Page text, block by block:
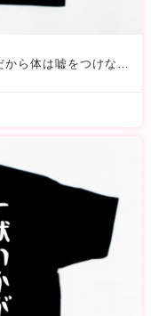
人は気持ちや心にいくらでも嘘をつけるだから体は嘘をつけない体調不良＝SOSのサイン休むんだよ。絶対に。